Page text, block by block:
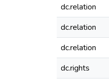
dc.relation
dc.relation
dc.relation
dc.rights